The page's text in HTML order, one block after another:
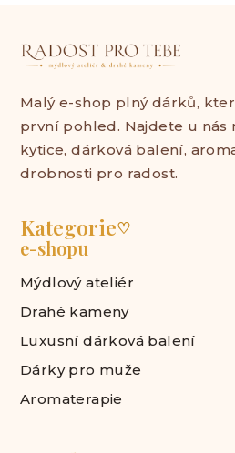
Malý e-shop plný dárků,
první pohled. Najdete u nás
kytice, dárková balení,
drobnosti pro radost.
Kategorie♡
e-shopu
Mýdlový ateliér
Drahé kameny
Luxusní dárková balení
Dárky pro muže
Aromaterapie